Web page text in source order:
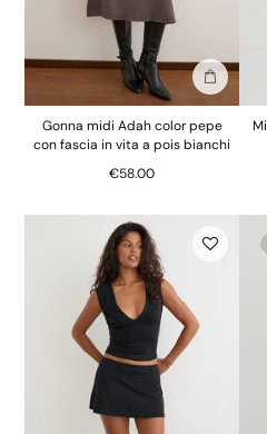
Gonna midi Adah color pepe
con fascia in vita a pois bianchi
€58.00